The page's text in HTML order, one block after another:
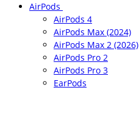
AirPods
AirPods 4
AirPods Max (2024)
AirPods Max 2 (2026)
AirPods Pro 2
AirPods Pro 3
EarPods